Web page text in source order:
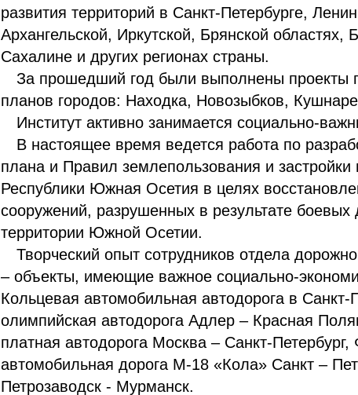
развития территорий в Санкт-Петербурге,
Архангельской, Иркутской, Брянской областях,
Сахалине и других регионах страны.
За прошедший год были выполнены проекты
планов городов: Находка, Новозыбков,
Институт активно занимается социально-
В настоящее время ведется работа по
плана и Правил землепользования и застройки
Республики Южная Осетия в целях
сооружений, разрушенных в результате боевых
территории Южной Осетии.
Творческий опыт сотрудников отдела
– объекты, имеющие важное социально-
Кольцевая автомобильная автодорога в Санкт-
олимпийская автодорога Адлер – Красная
платная автодорога Москва – Санкт-
автомобильная дорога М-18 «Кола» Санкт –
Петрозаводск - Мурманск.